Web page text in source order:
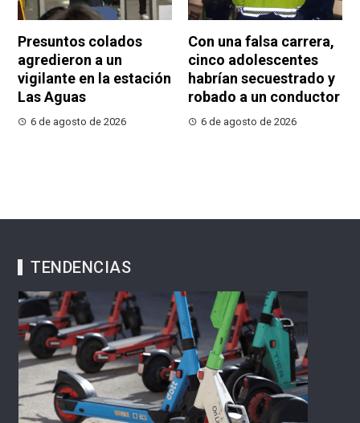
Presuntos colados
agredieron a un
vigilante en la estación
Las Aguas
6 de agosto de 2026
Con una falsa carrera,
cinco adolescentes
habrían secuestrado y
robado a un conductor
6 de agosto de 2026
TENDENCIAS